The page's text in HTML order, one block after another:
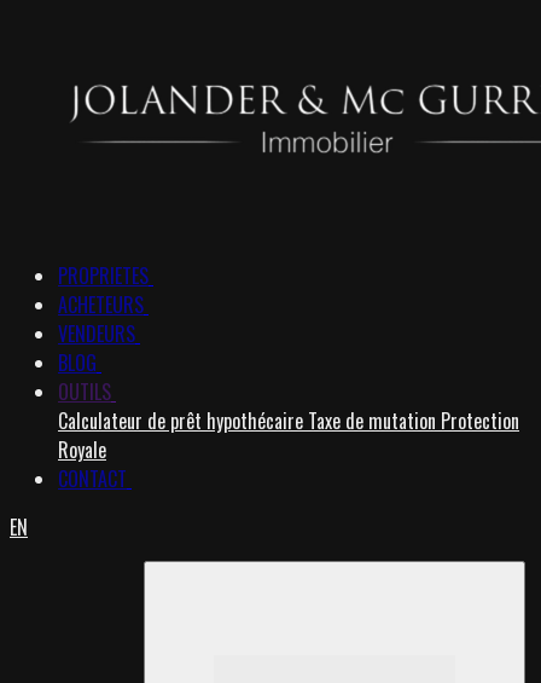
PROPRIETES
ACHETEURS
VENDEURS
BLOG
OUTILS
Calculateur de prêt hypothécaire Taxe de mutation Protection
Royale
CONTACT
EN